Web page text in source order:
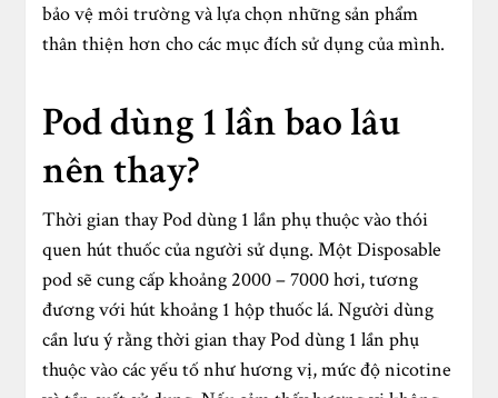
bảo vệ môi trường và lựa chọn những sản phẩm
thân thiện hơn cho các mục đích sử dụng của mình.
Pod dùng 1 lần bao lâu
nên thay?
Thời gian thay Pod dùng 1 lần phụ thuộc vào thói
quen hút thuốc của người sử dụng. Một Disposable
pod sẽ cung cấp khoảng 2000 – 7000 hơi, tương
đương với hút khoảng 1 hộp thuốc lá. Người dùng
cần lưu ý rằng thời gian thay Pod dùng 1 lần phụ
thuộc vào các yếu tố như hương vị, mức độ nicotine